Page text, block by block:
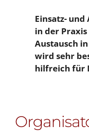
Einsatz-
in der
Austausch
wird sehr
hilfreich für